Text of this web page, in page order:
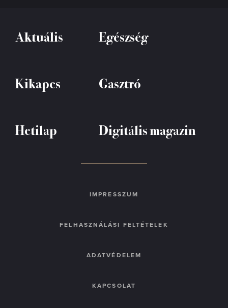
Aktuális Egészség
Kikapcs Gasztró
Hetilap Digitális magazin
IMPRESSZUM
FELHASZNÁLÁSI FELTÉTELEK
ADATVÉDELEM
KAPCSOLAT